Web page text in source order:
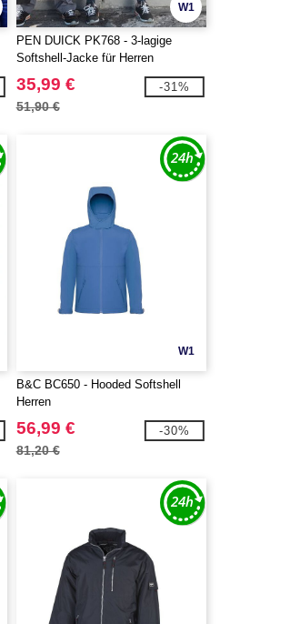
W1
PEN DUICK PK768 - 3-lagige
Softshell-Jacke für Herren
35,99 €
51,90 €
-31%
W1
B&C BC650 - Hooded Softshell
Herren
56,99 €
81,20 €
-30%